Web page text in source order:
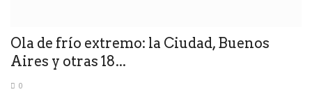
Ola de frío extremo: la Ciudad, Buenos
Aires y otras 18...
0